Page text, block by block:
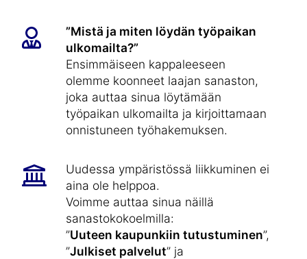
”Mistä ja miten löydän työpaikan
ulkomailta?”
Ensimmäiseen kappaleeseen
olemme koonneet laajan sanaston,
joka auttaa sinua löytämään
työpaikan ulkomailta ja kirjoittamaan
onnistuneen työhakemuksen.
Uudessa ympäristössä liikkuminen ei
aina ole helppoa.
Voimme auttaa sinua näillä
sanastokokoelmilla:
”Uuteen kaupunkiin tutustuminen”,
”Julkiset palvelut” ja